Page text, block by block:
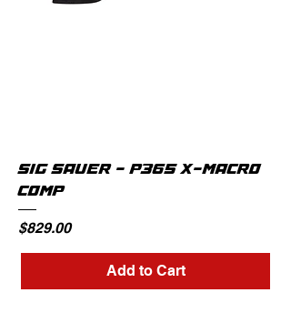
SIG SAUER - P365 X-MACRO
COMP
Price
$829.00
Add to Cart